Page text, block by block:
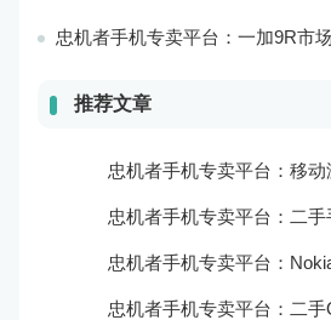
忠机者手机专卖平台：一加9R市场价格降
推荐文章